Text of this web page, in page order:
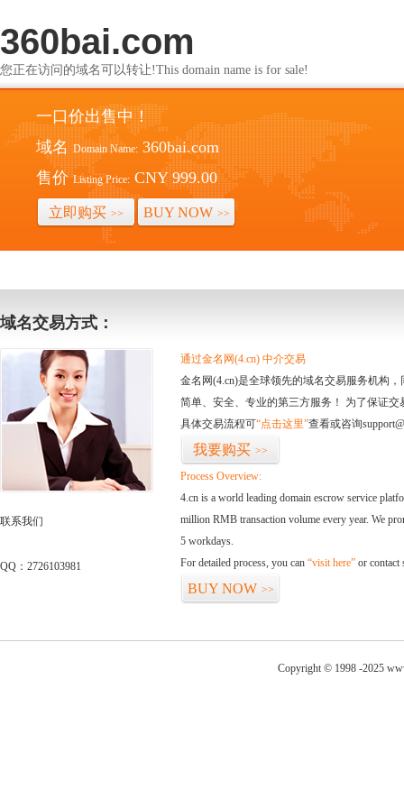
360bai.com
您正在访问的域名可以转让!This domain name is for sale!
一口价出售中！
域名 Domain Name: 360bai.com
售价 Listing Price: CNY 999.00
立即购买 >> BUY NOW >>
域名交易方式：
联系我们
QQ：2726103981
通过金名网(4.cn) 中介交易
金名网(4.cn)是全球领先的域名交易服务机构
简单、安全、专业的第三方服务！ 为了保证
具体交易流程可“点击这里”查看或咨询
我要购买 >>
Process Overview:
4.cn is a world leading domain escrow service
million RMB transaction volume every year. We
5 workdays.
For detailed process, you can “visit here” or contact
BUY NOW >>
Copyright © 1998 -2025